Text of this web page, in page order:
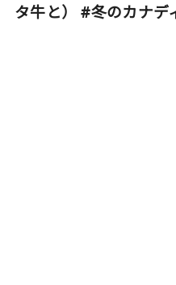
タ牛と） #冬のカナデ